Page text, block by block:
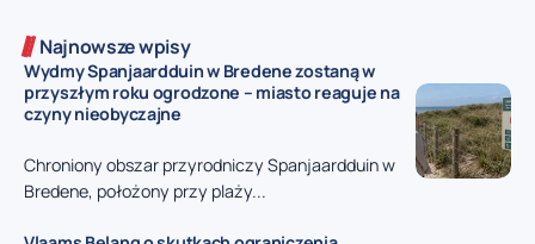
Najnowsze wpisy
Wydmy Spanjaardduin w Bredene zostaną w
przyszłym roku ogrodzone – miasto reaguje na
czyny nieobyczajne
Chroniony obszar przyrodniczy Spanjaardduin w
Bredene, położony przy plaży...